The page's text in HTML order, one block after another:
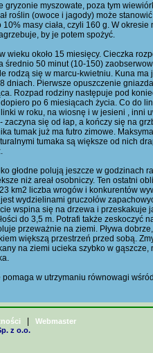
gryzonie myszowate, poza tym
roślin (owoce i jagody) może
masy ciała, czyli 160 g. W
by je potem spożyć.
wieku około 15 miesięcy. Cieczka
średnio 50 minut (10-150)
rodzą się w marcu-kwietniu. Kuna
dniach. Pierwsze opuszczenie
Rozpad rodziny następuje pod
po 6 miesiącach życia. Co do
w roku, na wiosnę i w jesieni , inni
się od łap, a kończy się na
tumak już ma futro zimowe.
tumaka są większe od nich
głodne polują jeszcze w godzinach
niż areał osobniczy. Ten ostatni
km2 liczba wrogów i konkurentów
wydzielinami gruczołów
wspina się na drzewa i przeskakuje
do 3,5 m. Potrafi także zeskoczyć
przeważnie na ziemi. Pływa
większą przestrzeń przed sobą.
na ziemi ucieka szybko w gąszcze,
pomaga w utrzymaniu równowagi
Webmaster
z o.o.